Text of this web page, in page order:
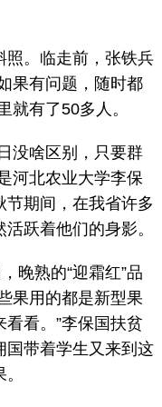
。临走前，张铁兵
果有问题，随时都
就有了50多人。
啥区别，只要群
河北农业大学李保
节期间，在我省许多
跃着他们的身影。
熟的“迎霜红”品
果用的都是新型果
看。”李保国扶贫
国带着学生又来到这